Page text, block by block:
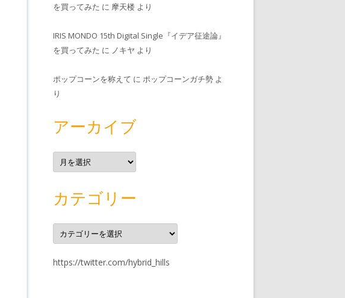
を買ってみた に 摩天楼 より
IRIS MONDO 15th Digital Single『イデア征途論』
を買ってみた に ノキヤ より
ポップコーンを称えて に ポップコーンガチ勢 よ
り
アーカイブ
ア
ー
カ
カテゴリー
カ
テ
ゴ
ー
https://twitter.com/hybrid_hills